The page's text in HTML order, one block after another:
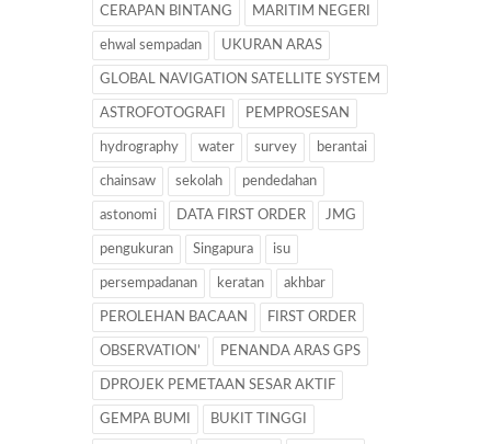
CERAPAN BINTANG MARITIM NEGERI
ehwal sempadan UKURAN ARAS
GLOBAL NAVIGATION SATELLITE SYSTEM
ASTROFOTOGRAFI PEMPROSESAN
hydrography water survey berantai
chainsaw sekolah pendedahan
astonomi DATA FIRST ORDER JMG
pengukuran Singapura isu
persempadanan keratan akhbar
PEROLEHAN BACAAN FIRST ORDER
OBSERVATION’ PENANDA ARAS GPS
DPROJEK PEMETAAN SESAR AKTIF
GEMPA BUMI BUKIT TINGGI